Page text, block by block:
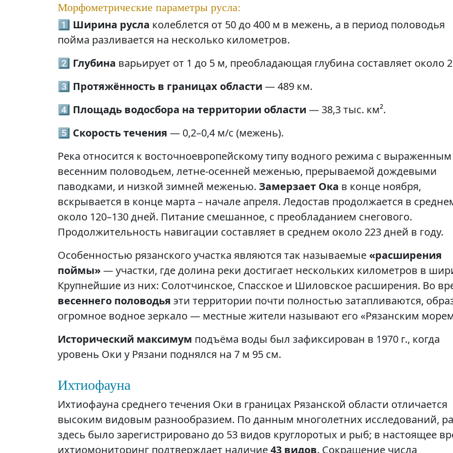
Морфометрические параметры русла:
1️⃣ Ширина русла колеблется от 50 до 400 м в межень, а в период половодья
пойма разливается на несколько километров.
2️⃣ Глубина варьирует от 1 до 5 м, преобладающая глубина составляет около
3️⃣ Протяжённость в границах области — 489 км.
4️⃣ Площадь водосбора на территории области — 38,3 тыс. км².
5️⃣ Скорость течения — 0,2–0,4 м/с (межень).
Река относится к восточноевропейскому типу водного режима с выраженным
весенним половодьем, летне-осенней меженью, прерываемой дождевыми
паводками, и низкой зимней меженью. Замерзает Ока в конце ноября,
вскрывается в конце марта – начале апреля. Ледостав продолжается в
около 120–130 дней. Питание смешанное, с преобладанием снегового.
Продолжительность навигации составляет в среднем около 223 дней в году.
Особенностью рязанского участка являются так называемые «расширения
поймы»— участки, где долина реки достигает нескольких километров в
Крупнейшие из них: Солотчинское, Спасское и Шиловское расширения. Во
весеннего половодья эти территории почти полностью затапливаются,
огромное водное зеркало — местные жители называют его «Рязанским
Исторический максимум подъёма воды был зафиксирован в 1970 г., когда
уровень Оки у Рязани поднялся на 7 м 95 см.
Ихтиофауна
Ихтиофауна среднего течения Оки в границах Рязанской области отличается
высоким видовым разнообразием. По данным многолетних исследований,
здесь было зарегистрировано до 53 видов круглоротых и рыб; в настоящее
ихтиомониторинг подтверждает наличие43 видов. Сокращение числа